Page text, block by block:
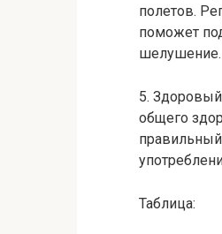
полетов.
поможет
шелушение.
5.
общего
правильный
Таблица: